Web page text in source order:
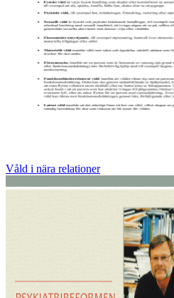
Våld i nära relationer